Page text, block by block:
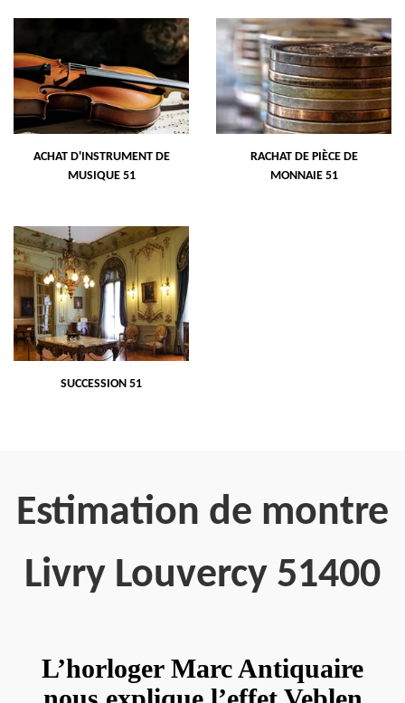
ACHAT D'INSTRUMENT DE
MUSIQUE 51
RACHAT DE PIÈCE DE
MONNAIE 51
SUCCESSION 51
Estimation de montre
Livry Louvercy 51400
L’horloger Marc Antiquaire